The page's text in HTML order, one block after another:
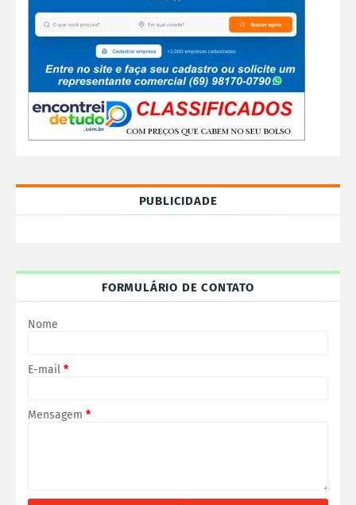
PUBLICIDADE
FORMULÁRIO DE CONTATO
Nome
E-mail *
Mensagem *